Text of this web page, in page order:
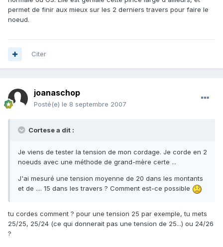
permet de finir aux mieux sur les 2 derniers travers pour faire le
noeud.
Citer
joanaschop
Posté(e) le 8 septembre 2007
Cortese a dit :
Je viens de tester la tension de mon cordage. Je corde en 2
noeuds avec une méthode de grand-mère certe ...
J'ai mesuré une tension moyenne de 20 dans les montants
et de .... 15 dans les travers ? Comment est-ce possible
tu cordes comment ? pour une tension 25 par exemple, tu mets
25/25, 25/24 (ce qui donnerait pas une tension de 25...) ou 24/26
?